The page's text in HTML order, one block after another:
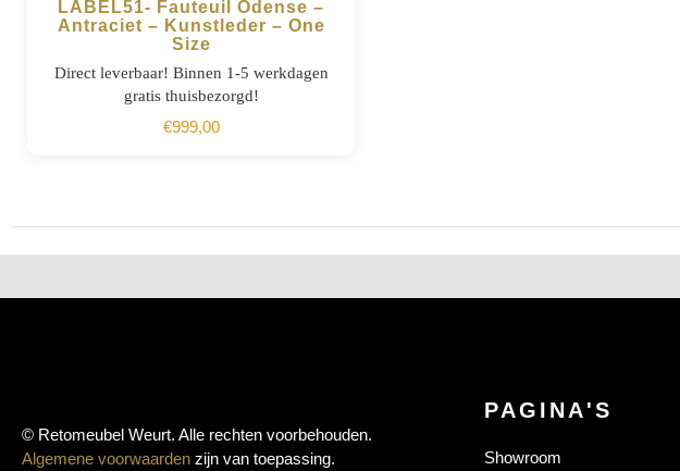
BESTELLEN
LABEL51- Fauteuil Odense –
Antraciet – Kunstleder – One
Size
Direct leverbaar! Binnen 1-5 werkdagen
gratis thuisbezorgd!
€999,00
© Retomeubel Weurt. Alle rechten voorbehouden.
Algemene voorwaarden zijn van toepassing.
PAGINA'S
Showroom